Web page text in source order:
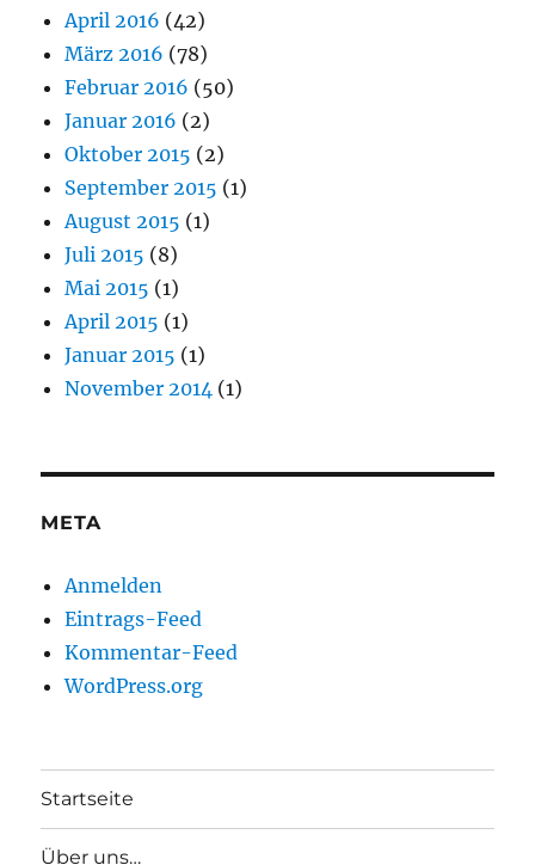
April 2016 (42)
März 2016 (78)
Februar 2016 (50)
Januar 2016 (2)
Oktober 2015 (2)
September 2015 (1)
August 2015 (1)
Juli 2015 (8)
Mai 2015 (1)
April 2015 (1)
Januar 2015 (1)
November 2014 (1)
META
Anmelden
Eintrags-Feed
Kommentar-Feed
WordPress.org
Startseite
Über uns…